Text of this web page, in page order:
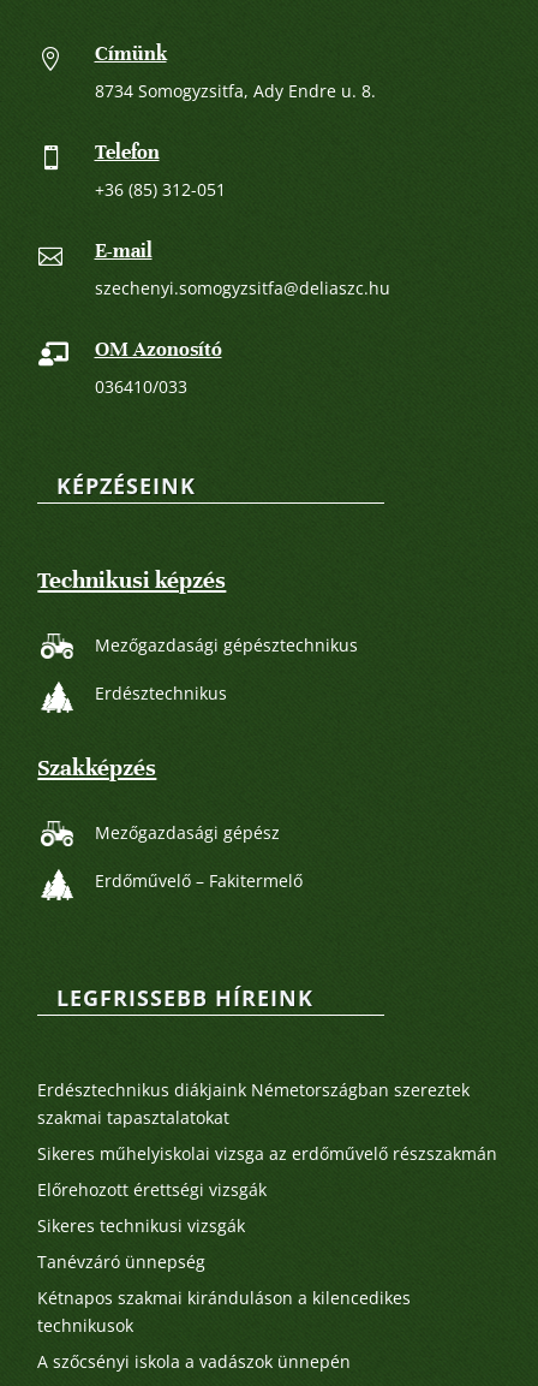
 Címünk
8734 Somogyzsitfa, Ady Endre u. 8.
 Telefon
+36 (85) 312-051
 E-mail
szechenyi.somogyzsitfa@deliaszc.hu
 OM Azonosító
036410/033
KÉPZÉSEINK
Technikusi képzés
Mezőgazdasági gépésztechnikus
Erdésztechnikus
Szakképzés
Mezőgazdasági gépész
Erdőművelő – Fakitermelő
LEGFRISSEBB HÍREINK
Erdésztechnikus diákjaink Németországban szereztek
szakmai tapasztalatokat
Sikeres műhelyiskolai vizsga az erdőművelő részszakmán
Előrehozott érettségi vizsgák
Sikeres technikusi vizsgák
Tanévzáró ünnepség
Kétnapos szakmai kiránduláson a kilencedikes
technikusok
A szőcsényi iskola a vadászok ünnepén